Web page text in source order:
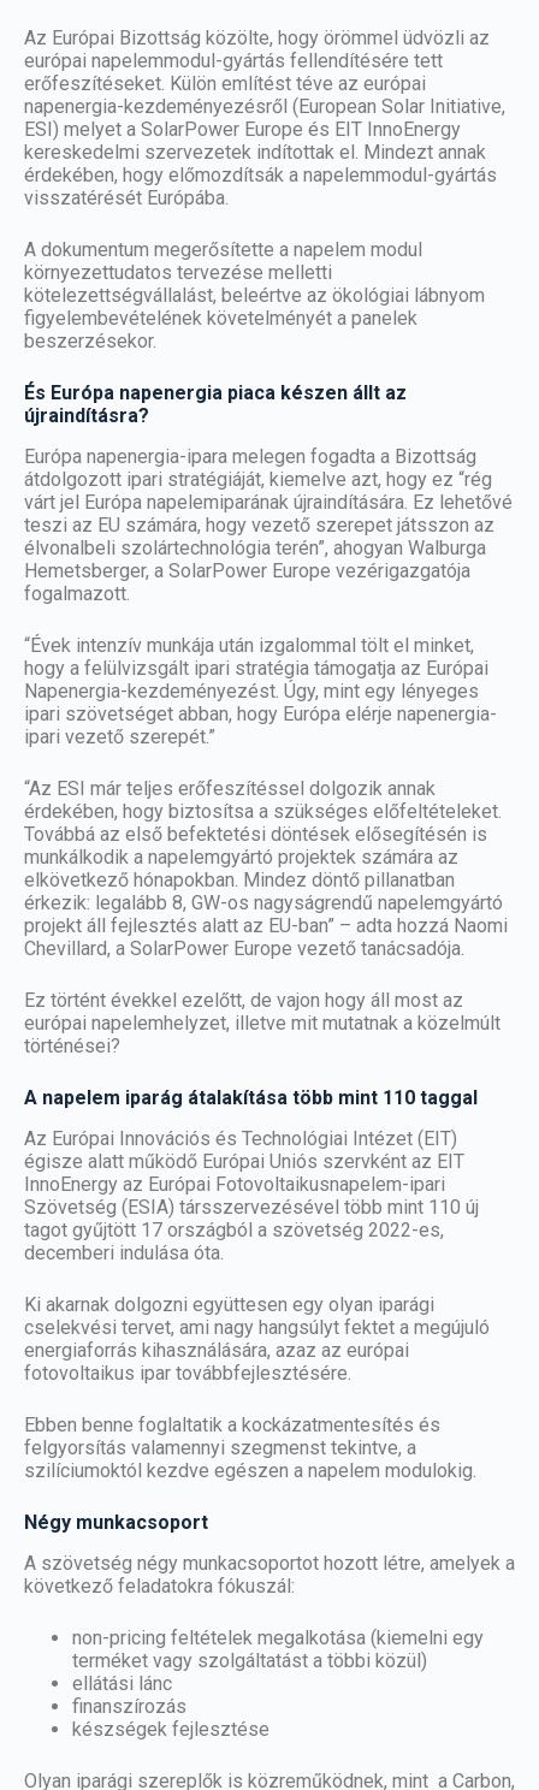
Az Európai Bizottság közölte, hogy örömmel üdvözli az
európai napelemmodul -gyártás fellendítésére tett
erőfeszítéseket. Külön említést téve az európai
napenergia-kezdeményezésről (European Solar Initiative,
ESI) melyet a SolarPower Europe és EIT InnoEnergy
kereskedelmi szervezetek indítottak el. Mindezt annak
érdekében, hogy előmozdítsák a napelemmodul-gyártás
visszatérését Európába.
A dokumentum megerősítette a napelem modul
környezettudatos tervezése melletti
kötelezettségvállalást, beleértve az ökológiai lábnyom
figyelembevételének követelményét a panelek
beszerzésekor.
És Európa napenergia piaca készen állt az
újraindításra?
Európa napenergia-ipara melegen fogadta a Bizottság
átdolgozott ipari stratégiáját, kiemelve azt, hogy ez “rég
várt jel Európa napelemiparának újraindítására. Ez lehetővé
teszi az EU számára, hogy vezető szerepet játsszon az
élvonalbeli szolártechnológia terén”, ahogyan Walburga
Hemetsberger, a SolarPower Europe vezérigazgatója
fogalmazott.
“Évek intenzív munkája után izgalommal tölt el minket,
hogy a felülvizsgált ipari stratégia támogatja az Európai
Napenergia-kezdeményezést. Úgy, mint egy lényeges
ipari szövetséget abban, hogy Európa elérje napenergia-
ipari vezető szerepét.”
“Az ESI már teljes erőfeszítéssel dolgozik annak
érdekében, hogy biztosítsa a szükséges előfeltételeket.
Továbbá az első befektetési döntések elősegítésén is
munkálkodik a napelemgyártó projektek számára az
elkövetkező hónapokban. Mindez döntő pillanatban
érkezik: legalább 8, GW-os nagyságrendű napelemgyártó
projekt áll fejlesztés alatt az EU-ban” – adta hozzá Naomi
Chevillard, a SolarPower Europe vezető tanácsadója.
Ez történt évekkel ezelőtt, de vajon hogy áll most az
európai napelemhelyzet, illetve mit mutatnak a közelmúlt
történései?
A napelem iparág átalakítása több mint 110 taggal
Az Európai Innovációs és Technológiai Intézet (EIT)
égisze alatt működő Európai Uniós szervként az EIT
InnoEnergy az Európai Fotovoltaikusnapelem-ipari
Szövetség (ESIA) társszervezésével több mint 110 új
tagot gyűjtött 17 országból a szövetség 2022-es,
decemberi indulása óta.
Ki akarnak dolgozni együttesen egy olyan iparági
cselekvési tervet, ami nagy hangsúlyt fektet a megújuló
energiaforrás kihasználására, azaz az európai
fotovoltaikus ipar továbbfejlesztésére.
Ebben benne foglaltatik a kockázatmentesítés és
felgyorsítás valamennyi szegmenst tekintve, a
szilíciumoktól kezdve egészen a napelem modulokig.
Négy munkacsoport
A szövetség négy munkacsoportot hozott létre, amelyek a
következő feladatokra fókuszál:
non-pricing feltételek megalkotása (kiemelni egy
terméket vagy szolgáltatást a többi közül)
ellátási lánc
finanszírozás
készségek fejlesztése
Olyan iparági szereplők is közreműködnek, mint a Carbon,